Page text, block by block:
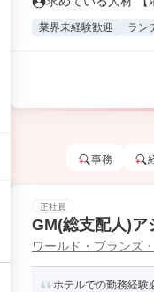
業界未経験歓迎 ラン
事務
正社員
GM(総支配人)ア
ワールド・ブランズ
ホテルでの勤務経験